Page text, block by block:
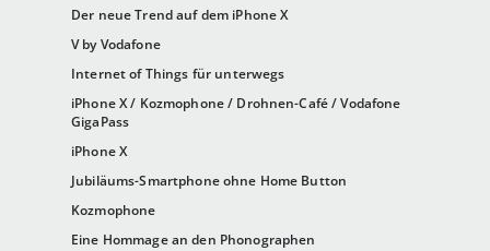
Der neue Trend auf dem iPhone X
V by Vodafone
Internet of Things für unterwegs
iPhone X / Kozmophone / Drohnen-Café / Vodafone
GigaPass
iPhone X
Jubiläums-Smartphone ohne Home Button
Kozmophone
Eine Hommage an den Phonographen